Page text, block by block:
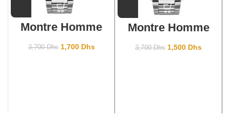
Montre Homme
11127012
3,700Dhs 1,700 Dhs
Montre Homme
1513713
3,700Dhs 1,500 Dhs